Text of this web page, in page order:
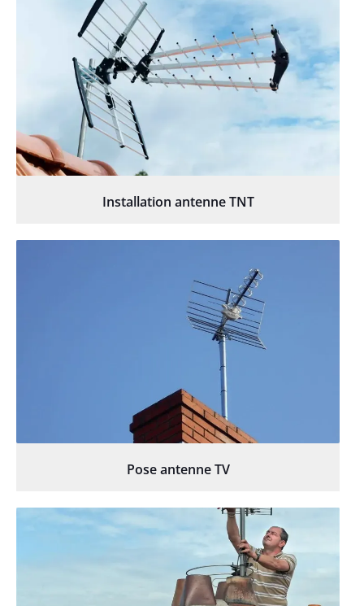
Installation antenne TNT
Pose antenne TV